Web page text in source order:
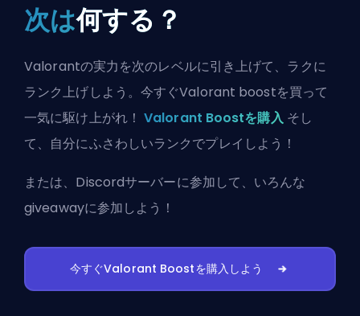
次は何する？
Valorantの実力を次のレベルに引き上げて、ラクに
ランク上げしよう。今すぐValorant boostを買って
一気に駆け上がれ！ Valorant Boostを購入 そし
て、自分にふさわしいランクでプレイしよう！
または、 Discordサーバーに参加して、いろんな
giveawayに参加しよう！
今すぐValorant Boostを購入しよう